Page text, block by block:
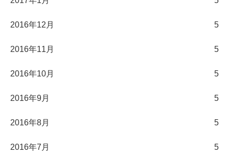
2016年12月 5
2016年11月 5
2016年10月 5
2016年9月 5
2016年8月 5
2016年7月 5